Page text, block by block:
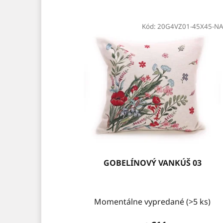
GOBELÍNOVÝ VANKÚŠ 03
Momentálne vypredané(>5 ks)
Kód: 20G4VZ01-45X45-